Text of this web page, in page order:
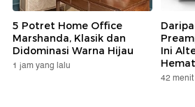
5 Potret Home Office
Marshanda, Klasik dan
Didominasi Warna Hijau
1 jam yang lalu
Ini
Hemat
42